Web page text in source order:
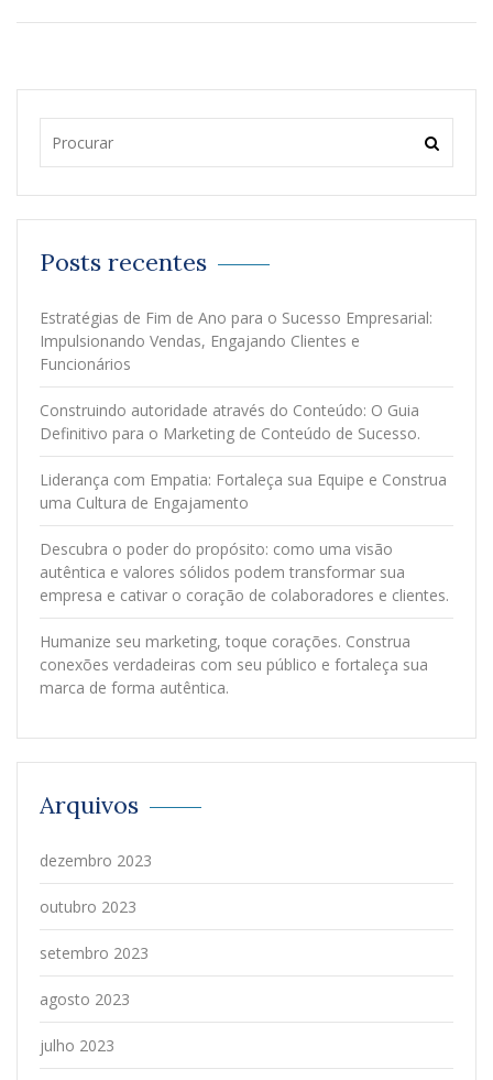
Posts recentes
Estratégias de Fim de Ano para o Sucesso Empresarial:
Impulsionando Vendas, Engajando Clientes e
Funcionários
Construindo autoridade através do Conteúdo: O Guia
Definitivo para o Marketing de Conteúdo de Sucesso.
Liderança com Empatia: Fortaleça sua Equipe e Construa
uma Cultura de Engajamento
Descubra o poder do propósito: como uma visão
autêntica e valores sólidos podem transformar sua
empresa e cativar o coração de colaboradores e clientes.
Humanize seu marketing, toque corações. Construa
conexões verdadeiras com seu público e fortaleça sua
marca de forma autêntica.
Arquivos
dezembro 2023
outubro 2023
setembro 2023
agosto 2023
julho 2023